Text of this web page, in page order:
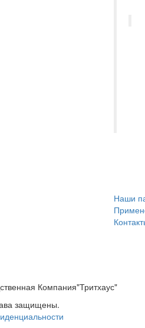
Наши
Компания"Тритхаус"
защищены.